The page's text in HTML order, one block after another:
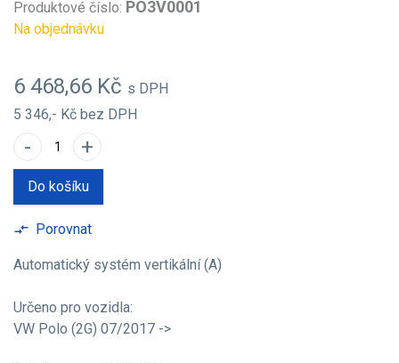
Produktové číslo: PO3V0001
Na objednávku
6 468,66 Kč s DPH
5 346,- Kč bez DPH
- +
Do košíku
compare_arrows Porovnat
Automatický systém vertikální (A)
Určeno pro vozidla:
VW Polo (2G) 07/2017 ->